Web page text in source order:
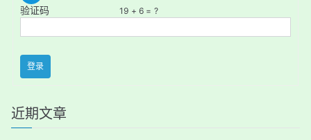
验证码 19 + 6 = ?
登录
近期文章